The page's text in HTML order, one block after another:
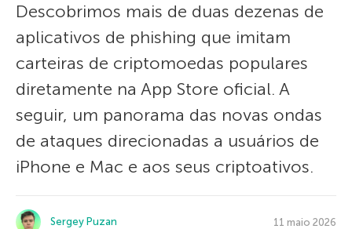
Descobrimos mais de duas dezenas de
aplicativos de phishing que imitam
carteiras de criptomoedas populares
diretamente na App Store oficial. A
seguir, um panorama das novas ondas
de ataques direcionadas a usuários de
iPhone e Mac e aos seus criptoativos.
Sergey Puzan 11 maio 2026